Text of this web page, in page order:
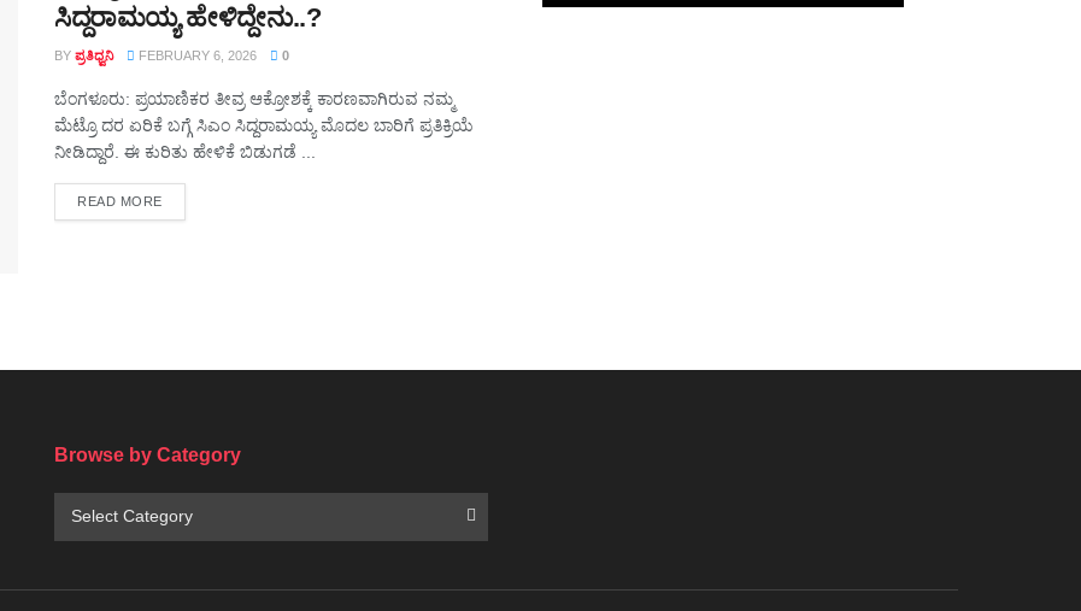
ಸಿದ್ದರಾಮಯ್ಯ ಹೇಳಿದ್ದೇನು..?
BY ಪ್ರತಿಧ್ವನಿ FEBRUARY 6, 2026 0
ಬೆಂಗಳೂರು: ಪ್ರಯಾಣಿಕರ ತೀವ್ರ ಆಕ್ರೋಶಕ್ಕೆ ಕಾರಣವಾಗಿರುವ ನಮ್ಮ
ಮೆಟ್ರೊ ದರ ಏರಿಕೆ ಬಗ್ಗೆ ಸಿಎಂ ಸಿದ್ದರಾಮಯ್ಯ ಮೊದಲ‌ ಬಾರಿಗೆ ಪ್ರತಿಕ್ರಿಯೆ
ನೀಡಿದ್ದಾರೆ.‌ ಈ ಕುರಿತು ಹೇಳಿಕೆ ಬಿಡುಗಡೆ ...
READ MOREDETAILS
Browse by Category
Browse
Select Category